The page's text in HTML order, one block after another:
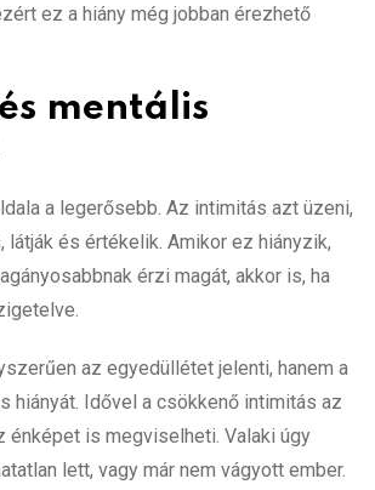
ez a hiány még jobban érezhető
mentális
a legerősebb. Az intimitás azt üzeni,
látják és értékelik. Amikor ez hiányzik,
érzi magát, akkor is, ha
az egyedüllétet jelenti, hanem a
hiányát. Idővel a csökkenő intimitás az
énképet is megviselheti. Valaki úgy
lett, vagy már nem vágyott ember.